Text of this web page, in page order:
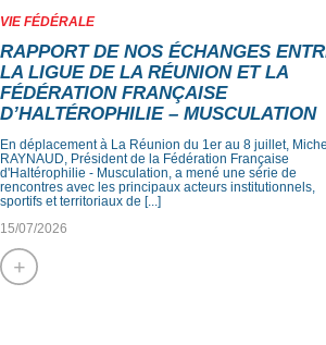
VIE FÉDÉRALE
RAPPORT DE NOS ÉCHANGES
LA LIGUE DE LA RÉUNION ET LA
FÉDÉRATION FRANÇAISE
D’HALTÉROPHILIE – MUSCULATION
En déplacement à La Réunion du 1er au 8 juillet, Michel
RAYNAUD, Président de la Fédération Française
d'Haltérophilie - Musculation, a mené une série de
rencontres avec les principaux acteurs institutionnels,
sportifs et territoriaux de [...]
15/07/2026
+